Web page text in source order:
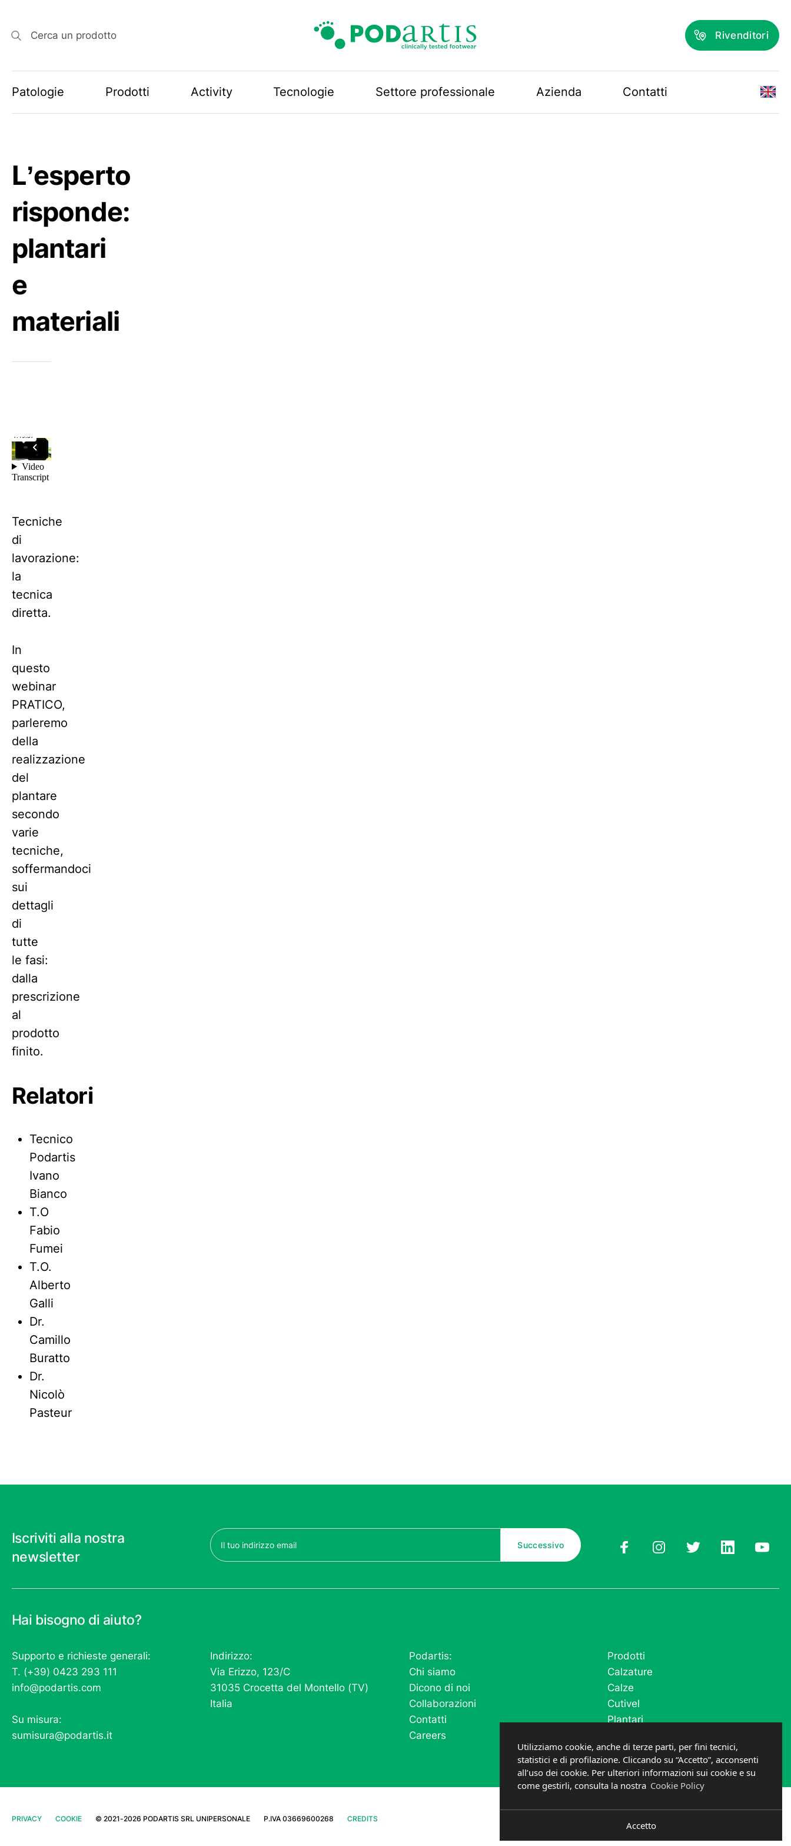
Cerca un prodotto Rivenditori
Patologie Prodotti Activity Tecnologie Settore professionale Azienda Contatti
L’esperto
risponde:
plantari
e
materiali
Tecniche
di
lavorazione:
la
tecnica
diretta.
In
questo
webinar
PRATICO,
parleremo
della
realizzazione
del
plantare
secondo
varie
tecniche,
soffermandoci
sui
dettagli
di
tutte
le fasi:
dalla
prescrizione
al
prodotto
finito.
Relatori
Tecnico
Podartis
Ivano
Bianco
T.O
Fabio
Fumei
T.O.
Alberto
Galli
Dr.
Camillo
Buratto
Dr.
Nicolò
Pasteur
Iscriviti alla nostra
newsletter
Email
(Obbligatorio)
Hai bisogno di aiuto?
Supporto e richieste generali:
T. (+39) 0423 293 111
info@podartis.com
Su misura:
sumisura@podartis.it
Indirizzo:
Via Erizzo, 123/C
31035 Crocetta del Montello (TV)
Italia
Podartis:
Chi siamo
Dicono di noi
Collaborazioni
Contatti
Careers
Prodotti
Calzature
Calze
Cutivel
Plantari
PRIVACY COOKIE © 2021-2026 PODARTIS SRL UNIPERSONALE P.IVA 03669600268 CREDITS
Utilizziamo cookie, anche di terze parti, per fini tecnici,
statistici e di profilazione. Cliccando su “Accetto”, acconsenti
all’uso dei cookie. Per ulteriori informazioni sui cookie e su
come gestirli, consulta la nostra Cookie Policy
Accetto